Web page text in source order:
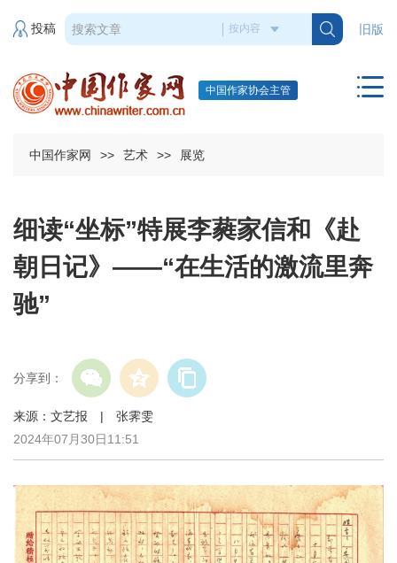
旧版
投稿
中国作家协会主管
中国作家网 >> 艺术 >> 展览
细读“坐标”特展李蕤家信和《赴
朝日记》——“在生活的激流里奔
驰”
分享到：
来源：文艺报 | 张霁雯
2024年07月30日11:51